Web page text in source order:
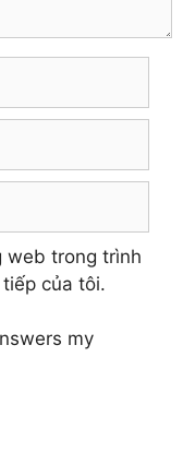
Phúc
web trong trình
của tôi.
my